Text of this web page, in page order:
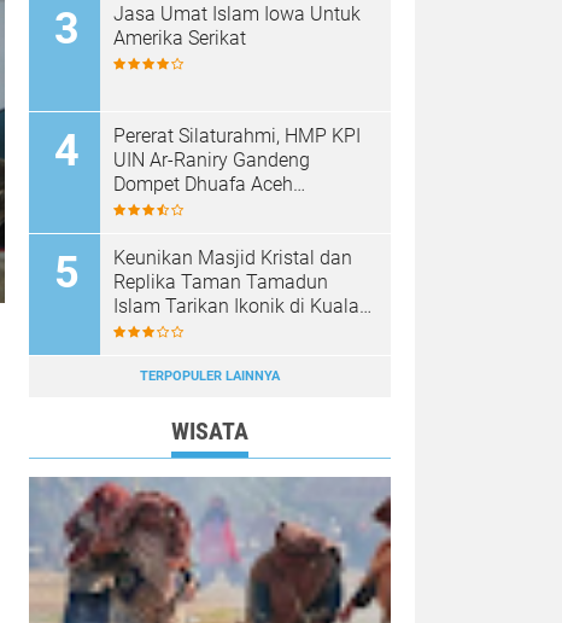
Jasa Umat Islam Iowa Untuk
Amerika Serikat
Pererat Silaturahmi, HMP KPI
UIN Ar-Raniry Gandeng
Dompet Dhuafa Aceh
Sukseskan Communication
Keunikan Masjid Kristal dan
Replika Taman Tamadun
Islam Tarikan Ikonik di Kuala
Terengganu, Malaysia
TERPOPULER LAINNYA
WISATA